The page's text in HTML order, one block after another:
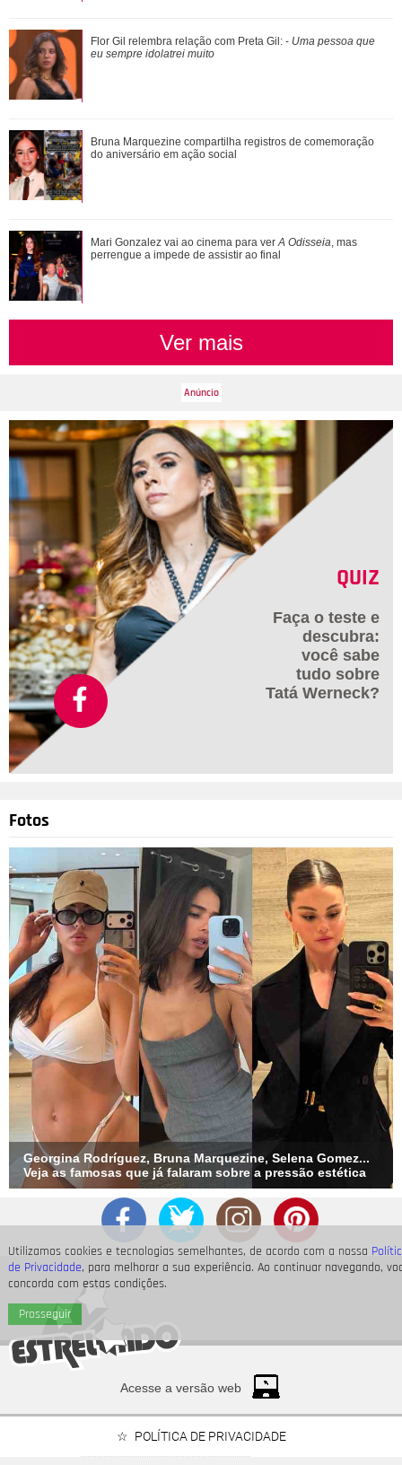
Utilizamos cookies e tecnologias semelhantes, de acordo com a nossa
de Privacidade, para melhorar a sua experiência. Ao continuar navegando,
concorda com estas condições.
Prosseguir
Shawn Mendes, João Guilherme, Enzo Celulari... Relembre
os amores - e affairs - de Bruna Mar...
Assumidos! Kylian Mbappé abre álbum de fotos e noite de
cinema brasileiro com Ester Expósi...
Mari Gonzalez vai ao cinema para ver A Odisseia, mas
perrengue a impede de assistir ao final
Flor Gil relembra relação com Preta Gil: - Uma pessoa que
eu sempre idolatrei muito
Bruna Marquezine compartilha registros de comemoração
do aniversário em ação social
Mari Gonzalez vai ao cinema para verA Odisseia, mas
perrengue a impede de assistir ao final
Ver mais
QUIZ
Faça o teste e
descubra:
você sabe
tudo sobre
Tatá Werneck?
Fotos
Georgina Rodríguez, Bruna Marquezine, Selena Gomez...
Veja as famosas que já falaram sobre a pressão estética
Acesse a versão web
POLÍTICA DE PRIVACIDADE